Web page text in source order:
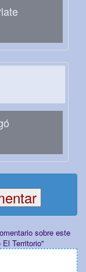
sobre este
Territorio"